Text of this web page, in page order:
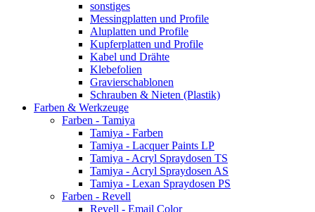
sonstiges
Messingplatten und Profile
Aluplatten und Profile
Kupferplatten und Profile
Kabel und Drähte
Klebefolien
Gravierschablonen
Schrauben & Nieten (Plastik)
Farben & Werkzeuge
Farben - Tamiya
Tamiya - Farben
Tamiya - Lacquer Paints LP
Tamiya - Acryl Spraydosen TS
Tamiya - Acryl Spraydosen AS
Tamiya - Lexan Spraydosen PS
Farben - Revell
Revell - Email Color